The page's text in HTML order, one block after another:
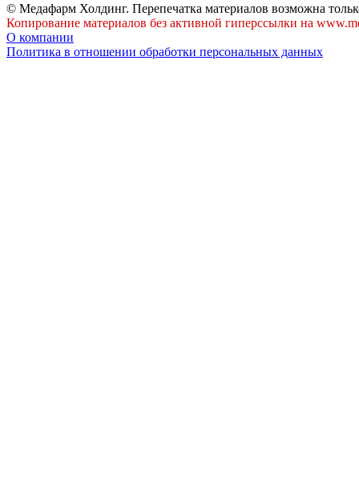
© Медафарм Холдинг. Перепечатка материалов возможна
Копирование материалов без активной гиперссылки на
О компании
Политика в отношении обработки персональных данных